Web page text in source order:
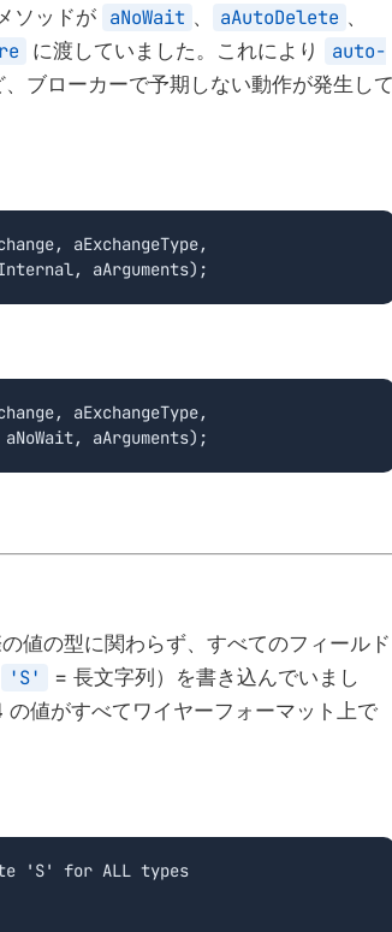
メソッドが aNoWait 、 aAutoDelete 、
に渡していました。これにより
auto-
ブローカーで予期しない動作が発生して
aExchangeType,
aArguments);
aExchangeType,
aArguments);
値の型に関わらず、すべてのフィールド
'S'
= 長文字列）を書き込んでいまし
値がすべてワイヤーフォーマット上で
'S' for ALL types